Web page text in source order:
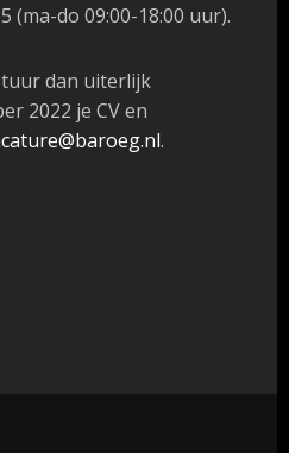
(ma-do 09:00-18:00 uur).
dan uiterlijk
2022 je CV en
.